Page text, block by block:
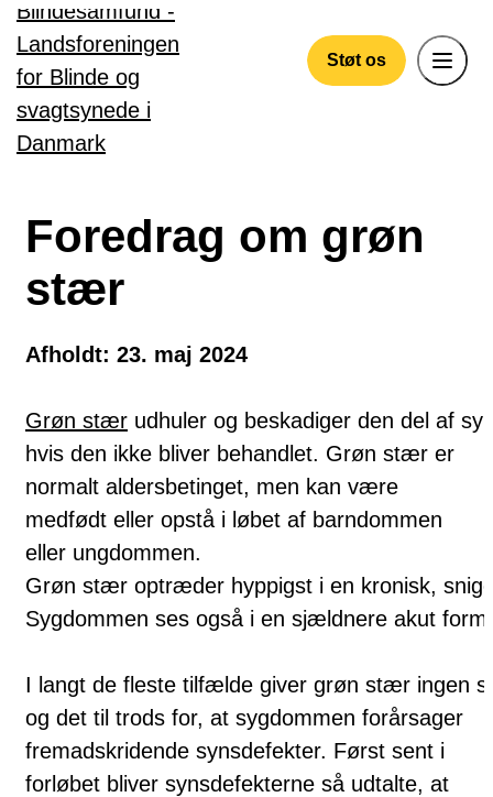
Gå til hovedindhold
Støt os
Foredrag om grøn
stær
Afholdt: 23. maj 2024
Grøn stær udhuler og beskadiger den del af
hvis den ikke bliver behandlet. Grøn stær er
normalt aldersbetinget, men kan være
medfødt eller opstå i løbet af barndommen
eller ungdommen.
Grøn stær optræder hyppigst i en kronisk,
Sygdommen ses også i en sjældnere akut
I langt de fleste tilfælde giver grøn stær ingen
og det til trods for, at sygdommen forårsager
fremadskridende synsdefekter. Først sent i
forløbet bliver synsdefekterne så udtalte, at